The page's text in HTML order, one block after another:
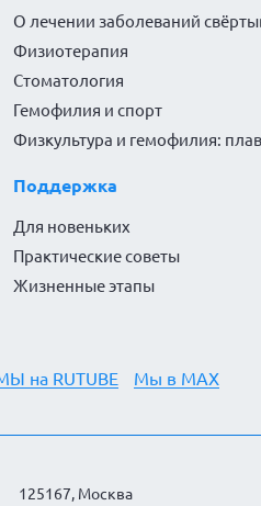
О лечении заболеваний
Физиотерапия
Стоматология
Гемофилия и спорт
Физкультура и гемофилия:
Поддержка
Для новеньких
Практические советы
Жизненные этапы
на RUTUBE Мы в MAX
125167, Москва